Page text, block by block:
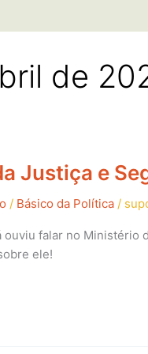
de
Justiça e
/ Básico da Política /
ouviu falar no
ele!